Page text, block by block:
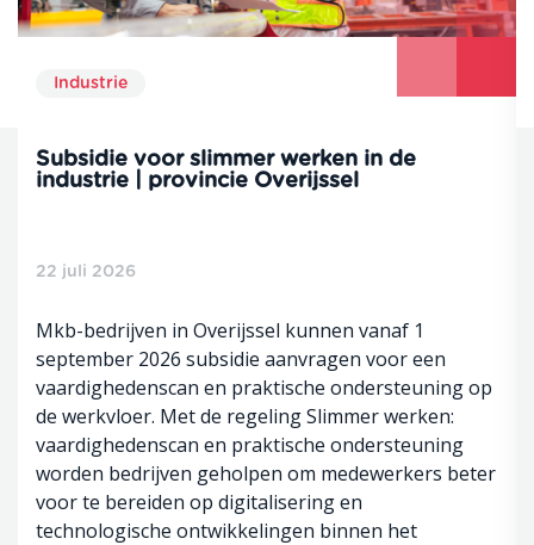
Industrie
Subsidie voor slimmer werken in de
industrie | provincie Overijssel
22 juli 2026
Mkb-bedrijven in Overijssel kunnen vanaf 1
september 2026 subsidie aanvragen voor een
vaardighedenscan en praktische ondersteuning op
de werkvloer. Met de regeling Slimmer werken:
vaardighedenscan en praktische ondersteuning
worden bedrijven geholpen om medewerkers beter
voor te bereiden op digitalisering en
technologische ontwikkelingen binnen het